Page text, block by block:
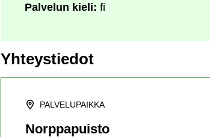
Palvelun kieli: fi
Yhteystiedot
PALVELUPAIKKA
Norppapuisto